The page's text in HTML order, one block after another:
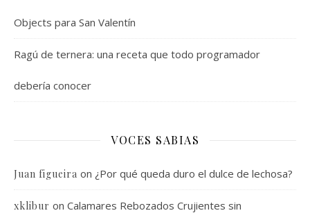
Objects para San Valentín
Ragú de ternera: una receta que todo programador
debería conocer
VOCES SABIAS
Juan figueira on ¿Por qué queda duro el dulce de lechosa?
xklibur on Calamares Rebozados Crujientes sin